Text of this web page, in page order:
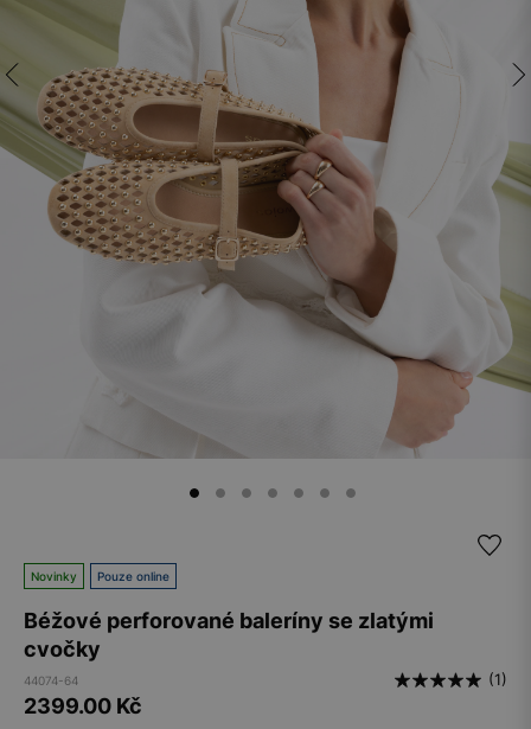
Novinky Pouze online
Béžové perforované baleríny se zlatými
cvočky
44074-64 (1)
2399.00 Kč